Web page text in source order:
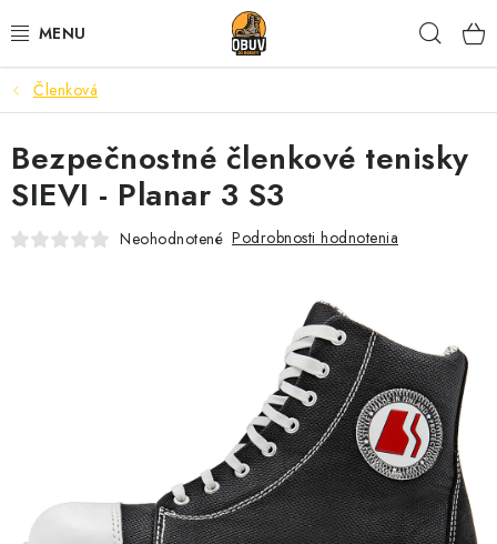
na
PRACOVNÁ A BEZPEČNOSTNÁ OBUV
VOĽNOČASOVÁ OBUV
VÝPREDAJ
BEZPEČNOSTNÉ NORMY A SYMBOLY
BLOG
Členková
Bezpečnostné členkové tenisky
SIEVI - Planar 3 S3
Neohodnotené Podrobnosti hodnotenia